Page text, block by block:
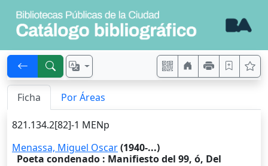
Ficha Por Áreas
821.134.2[82]-1 MENp
Menassa, Miguel Oscar(1940-...)
Poeta condenado : Manifiesto del 99, ó, Del